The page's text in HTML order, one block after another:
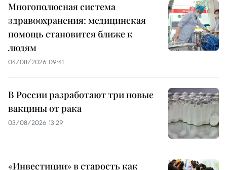
Многополюсная система
здравоохранения: медицинская
помощь становится ближе к
людям
04/08/2026 09:41
В России разработают три новые
вакцины от рака
03/08/2026 13:29
«Инвестиции» в старость как